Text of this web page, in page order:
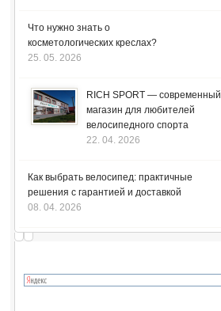
Что нужно знать о
косметологических креслах?
25. 05. 2026
RICH SPORT — современный
магазин для любителей
велосипедного спорта
22. 04. 2026
Как выбрать велосипед: практичные
решения с гарантией и доставкой
08. 04. 2026